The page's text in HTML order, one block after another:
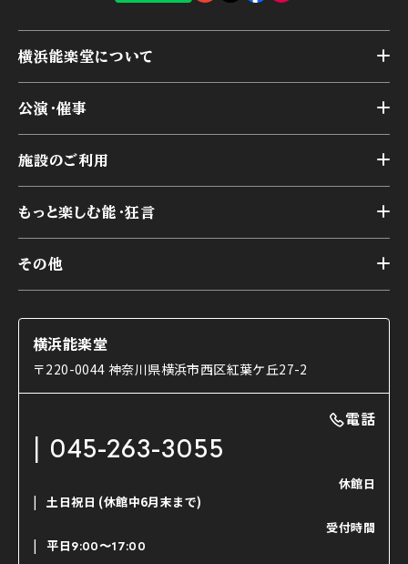
横浜能楽堂について
横浜能楽堂が取り組んだ事業
能舞台の歴史と特徴
様々なお客様に向けて
本舞台座席
交通アクセス
公演・催事
アーカイブ
施設のご利用
第二舞台
研修室
楽屋
ご利用の流れ
利用料金表
もっと楽しむ能・狂言
能舞台と演じ手
使用する道具
能・狂言の曲目説明
日本の古典芸能
その他
コラム
OTABISHO
チケット購入方法
ご寄附について
よくいただくご質問
横浜能楽堂
〒220-0044 神奈川県横浜市西区紅葉ケ丘27-2
電話
045-263-3055
休館日
土日祝日 (休館中6月末まで)
受付時間
平日9:00〜17:00